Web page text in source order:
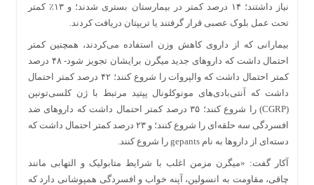
نیاز داشتند؛ ۱۴ درصد کمتر در بیمارستان بستری شدند؛ و ۱۳٪ کمتر
تحت عمل بلوک عصبی قرار گرفتند یا تریپتان دریافت کردند.
بیمارانی که از داروی کاهش وزن استفاده می‌کردند، همچنین کمتر
احتمال داشت که داروهای جدید میگرن برایشان تجویز شود- ۴۸ درصد
کمتر احتمال داشت که والپروات را شروع کنند؛ ۴۲ درصد کمتر احتمال
داشت که آنتی‌بادی‌های مونوکلونال پپتید مرتبط با ژن کلسی‌تونین
(CGRP) را شروع کنند؛ ۳۵ درصد کمتر احتمال داشت که داروهای ضد
افسردگی سه حلقه‌ای را شروع کنند؛ و ۲۳ درصد کمتر احتمال داشت که
دسته‌ای از داروها به نام gepants را شروع کنند.
آکار گفت: «میگرن مزمن اغلب با شرایط متابولیک و التهابی مانند
چاقی، مقاومت به انسولین، آپنه خواب و افسردگی همپوشانی دارد که